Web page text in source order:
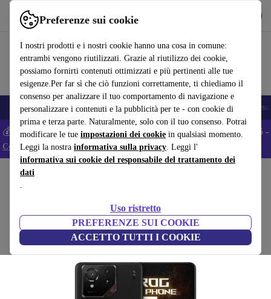
Preferenze sui cookie
I nostri prodotti e i nostri cookie hanno una cosa in comune:
entrambi vengono riutilizzati. Grazie al riutilizzo dei cookie,
possiamo fornirti contenuti ottimizzati e più pertinenti alle tue
esigenze.Per far sì che ciò funzioni correttamente, ti chiediamo il
consenso per analizzare il tuo comportamento di navigazione e
personalizzare i contenuti e la pubblicità per te - con cookie di
prima e terza parte. Naturalmente, solo con il tuo consenso. Potrai
modificare le tue impostazioni dei cookie in qualsiasi momento.
Leggi la nostra informativa sulla privacy. Leggi l'
informativa sui cookie del responsabile del trattamento dei
dati
.
Uso ristretto
PREFERENZE SUI COOKIE
ACCETTO TUTTI I COOKIE
Usa refurbed in modo rapido e semplice
🎒 Back to school Smartphone Portatili Tablet Smartwatch
💰 Extra -5% su tutti gli smartphone Android - Codice: ANDROID5 -
Condizioni
Home
ASUS ROG Phone 9 Pro
16 GB | 512 GB | Dual-SIM | Phantom Black
(Raccolta recensioni)